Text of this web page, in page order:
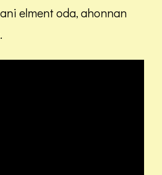
elment oda, ahonnan